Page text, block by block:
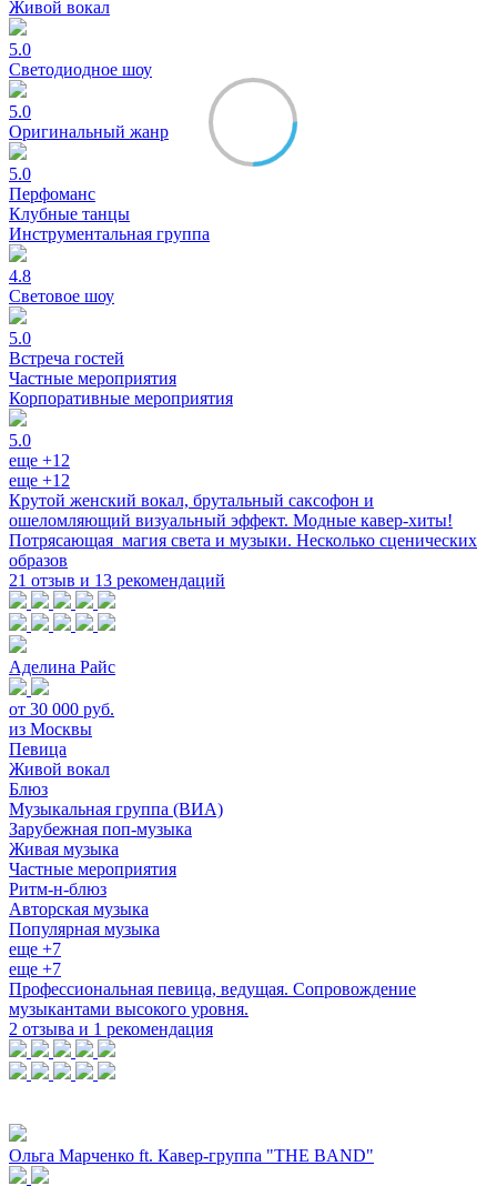
Живой вокал
5.0
Светодиодное шоу
5.0
Оригинальный жанр
5.0
Перфоманс
Клубные танцы
Инструментальная группа
4.8
Световое шоу
5.0
Встреча гостей
Частные мероприятия
Корпоративные мероприятия
5.0
еще +12
еще +12
Крутой женский вокал, брутальный саксофон и
ошеломляющий визуальный эффект. Модные кавер-хиты!
Потрясающая магия света и музыки. Несколько сценических
образов
21 отзыв и 13 рекомендаций
Аделина Райс
от 30 000 руб.
из Москвы
Певица
Живой вокал
Блюз
Музыкальная группа (ВИА)
Зарубежная поп-музыка
Живая музыка
Частные мероприятия
Ритм-н-блюз
Авторская музыка
Популярная музыка
еще +7
еще +7
Профессиональная певица, ведущая. Сопровождение
музыкантами высокого уровня.
2 отзыва и 1 рекомендация
Ольга Марченко ft. Кавер-группа "THE BAND"